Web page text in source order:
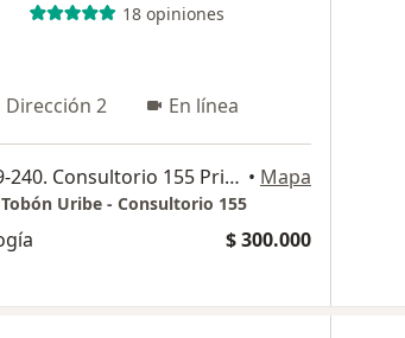
18 opiniones
Dirección 2 En línea
Calle 78 B # 69-240. Consultorio 155 Primer piso Torre B, Medellín • Mapa
Uribe - Consultorio 155
$ 300.000